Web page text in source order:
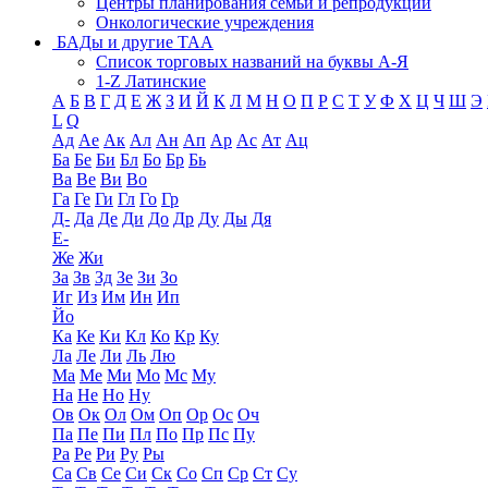
Онкологические учреждения
БАДы и другие ТАА
Список торговых названий на буквы А-Я
1-Z Латинские
А Б В Г Д Е Ж З И Й К Л М Н О П Р С Т У Ф Х Ц Ч Ш Э
L Q
Ад Ае Ак Ал Ан Ап Ар Ас Ат Ац
Ба Бе Би Бл Бо Бр Бь
Ва Ве Ви Во
Га Ге Ги Гл Го Гр
Д- Да Де Ди До Др Ду Ды Дя
Е-
Же Жи
За Зв Зд Зе Зи Зо
Иг Из Им Ин Ип
Йо
Ка Ке Ки Кл Ко Кр Ку
Ла Ле Ли Ль Лю
Ма Ме Ми Мо Мс Му
На Не Но Ну
Ов Ок Ол Ом Оп Ор Ос Оч
Па Пе Пи Пл По Пр Пс Пу
Ра Ре Ри Ру Ры
Са Св Се Си Ск Со Сп Ср Ст Су